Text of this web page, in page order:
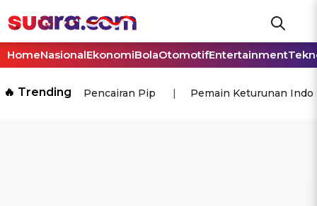
HomeNasionalEkonomiBolaOtomotifEntertainment
🔥 Trending Pencairan Pip Pemain Keturunan